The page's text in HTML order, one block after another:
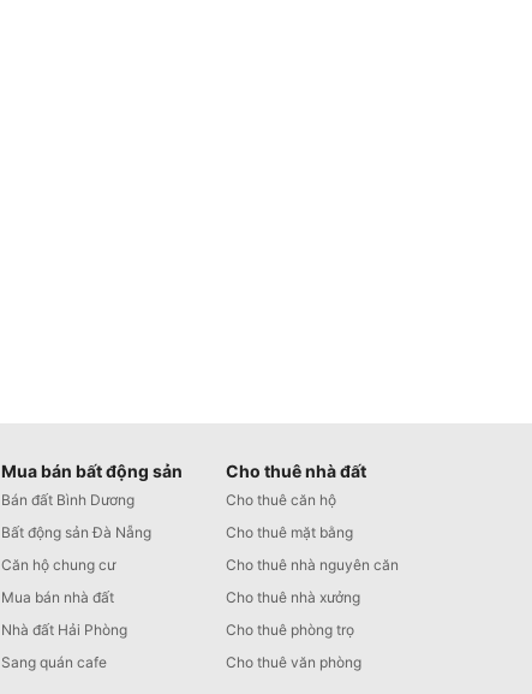
Mua bán bất động sản
Bán đất Bình Dương
Bất động sản Đà Nẵng
Căn hộ chung cư
Mua bán nhà đất
Nhà đất Hải Phòng
Sang quán cafe
Cho thuê nhà đất
Cho thuê căn hộ
Cho thuê mặt bằng
Cho thuê nhà nguyên căn
Cho thuê nhà xưởng
Cho thuê phòng trọ
Cho thuê văn phòng